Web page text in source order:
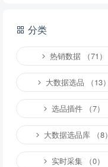
分类
热销数据 （71）
大数据选品 （13）
选品插件 （7）
大数据选品库 （8）
实时采集 （0）